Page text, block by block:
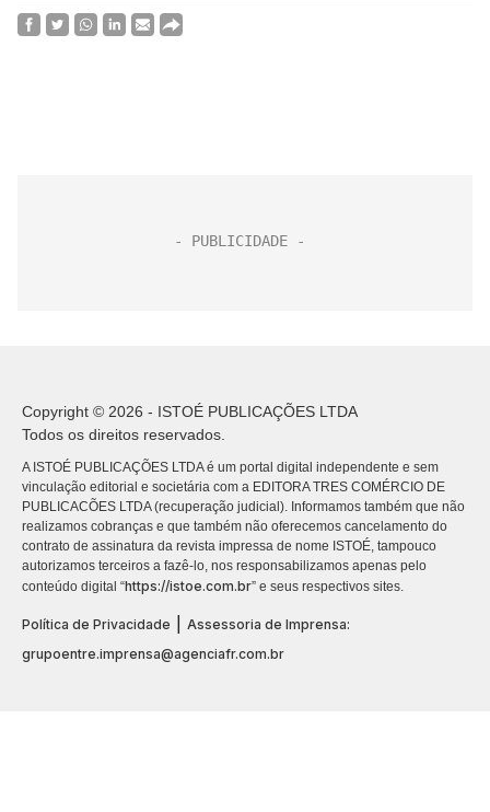
Copyright © 2026 - ISTOÉ PUBLICAÇÕES LTDA
Todos os direitos reservados.
A ISTOÉ PUBLICAÇÕES LTDA é um portal digital independente e sem
vinculação editorial e societária com a EDITORA TRES COMÉRCIO DE
PUBLICACÕES LTDA (recuperação judicial). Informamos também que não
realizamos cobranças e que também não oferecemos cancelamento do
contrato de assinatura da revista impressa de nome ISTOÉ, tampouco
autorizamos terceiros a fazê-lo, nos responsabilizamos apenas pelo
conteúdo digital “https://istoe.com.br” e seus respectivos sites.
Política de Privacidade
Assessoria de Imprensa:
grupoentre.imprensa@agenciafr.com.br